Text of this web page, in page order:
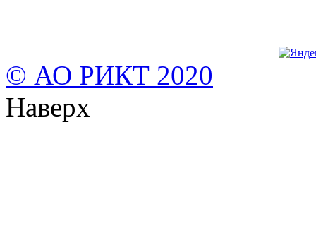
© АО РИКТ 2020
Наверх